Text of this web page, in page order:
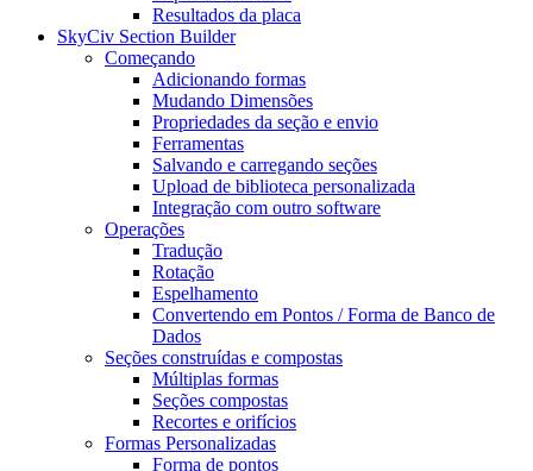
Resultados da placa
SkyCiv Section Builder
Começando
Adicionando formas
Mudando Dimensões
Propriedades da seção e envio
Ferramentas
Salvando e carregando seções
Upload de biblioteca personalizada
Integração com outro software
Operações
Tradução
Rotação
Espelhamento
Convertendo em Pontos / Forma de Banco de
Dados
Seções construídas e compostas
Múltiplas formas
Seções compostas
Recortes e orifícios
Formas Personalizadas
Forma de pontos